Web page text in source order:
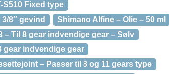
Fixed type
8″ gevind
Shimano Alfine – Olie – 50 ml
– Til 8 gear indvendige gear – Sølv
gear indvendige gear
– Passer til 8 og 11 gears type